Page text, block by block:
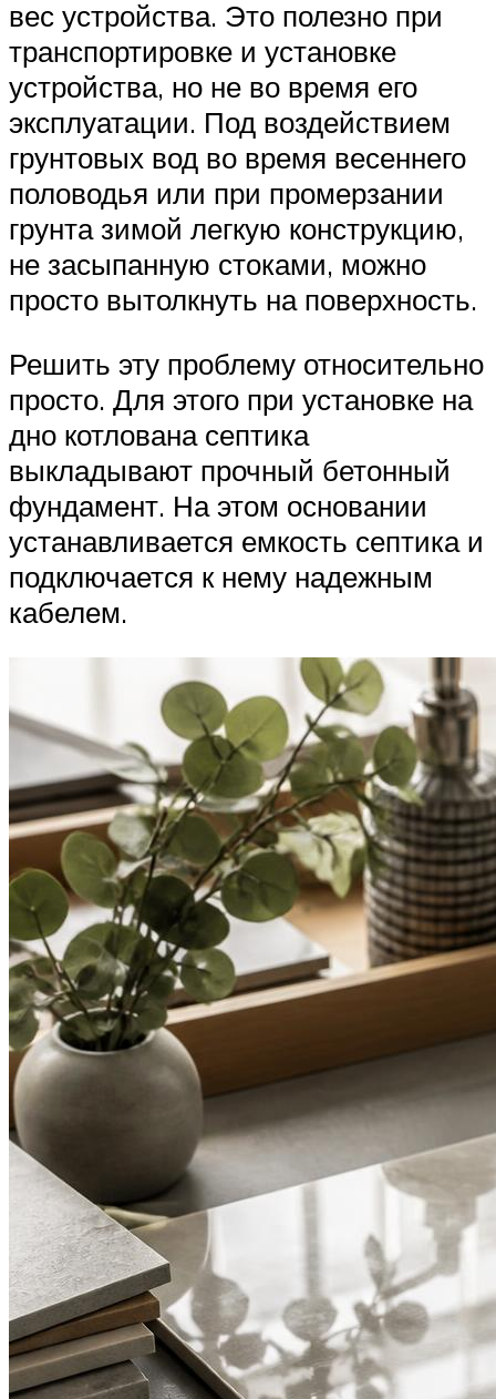
вес устройства. Это полезно при
транспортировке и установке
устройства, но не во время его
эксплуатации. Под воздействием
грунтовых вод во время весеннего
половодья или при промерзании
грунта зимой легкую конструкцию,
не засыпанную стоками, можно
просто вытолкнуть на поверхность.
Решить эту проблему относительно
просто. Для этого при установке на
дно котлована септика
выкладывают прочный бетонный
фундамент. На этом основании
устанавливается емкость септика и
подключается к нему надежным
кабелем.